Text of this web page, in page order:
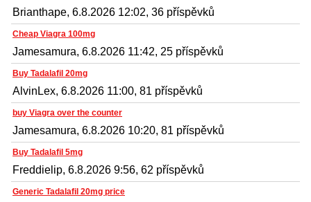
Brianthape, 6.8.2026 12:02, 36 příspěvků
Cheap Viagra 100mg
Jamesamura, 6.8.2026 11:42, 25 příspěvků
Buy Tadalafil 20mg
AlvinLex, 6.8.2026 11:00, 81 příspěvků
buy Viagra over the counter
Jamesamura, 6.8.2026 10:20, 81 příspěvků
Buy Tadalafil 5mg
Freddielip, 6.8.2026 9:56, 62 příspěvků
Generic Tadalafil 20mg price